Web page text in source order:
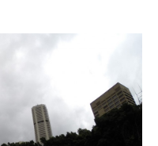
Sydney:
Spazieren
und
Stränden